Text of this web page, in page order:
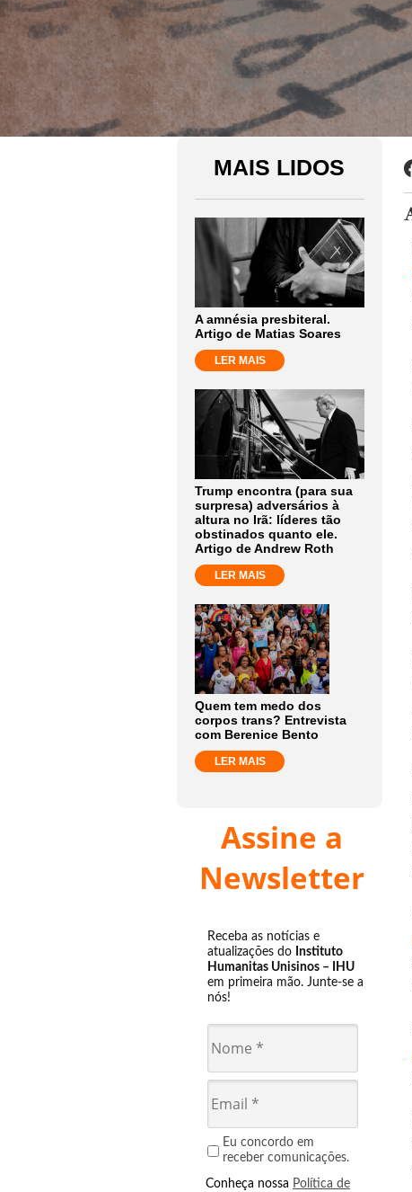
MAIS LIDOS
A amnésia presbiteral.
Artigo de Matias Soares
LER MAIS
Trump encontra (para sua
surpresa) adversários à
altura no Irã: líderes tão
obstinados quanto ele.
Artigo de Andrew Roth
LER MAIS
Quem tem medo dos
corpos trans? Entrevista
com Berenice Bento
LER MAIS
Assine a
Newsletter
Receba as notícias e
atualizações do Instituto
Humanitas Unisinos – IHU
em primeira mão. Junte-se a
nós!
Eu concordo em
receber comunicações.
Conheça nossa Política de